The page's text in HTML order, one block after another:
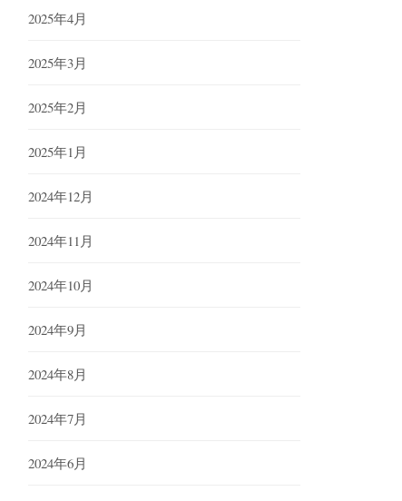
2025年4月
2025年3月
2025年2月
2025年1月
2024年12月
2024年11月
2024年10月
2024年9月
2024年8月
2024年7月
2024年6月